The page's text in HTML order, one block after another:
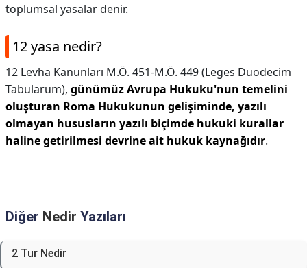
toplumsal yasalar denir.
12 yasa nedir?
12 Levha Kanunları M.Ö. 451-M.Ö. 449 (Leges Duodecim
Tabularum), günümüz Avrupa Hukuku'nun temelini
oluşturan Roma Hukukunun gelişiminde, yazılı
olmayan hususların yazılı biçimde hukuki kurallar
haline getirilmesi devrine ait hukuk kaynağıdır.
Diğer Nedir Yazıları
2 Tur Nedir